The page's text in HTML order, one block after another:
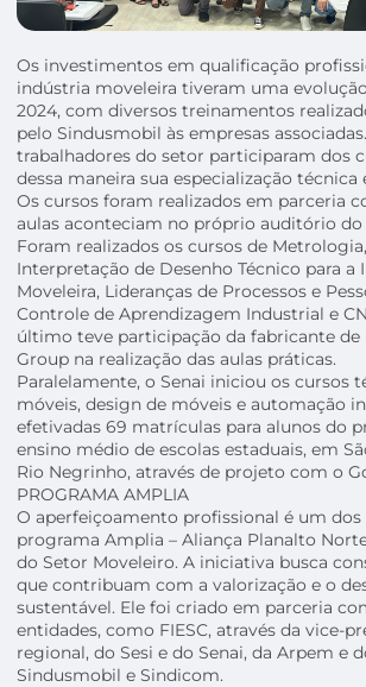
Os investimentos em qualificação
indústria moveleira tiveram uma
2024, com diversos treinamentos
pelo Sindusmobil às empresas
trabalhadores do setor participaram dos
dessa maneira sua especialização técnica
Os cursos foram realizados em parceria
aulas aconteciam no próprio auditório do
Foram realizados os cursos de
Interpretação de Desenho Técnico para a
Moveleira, Lideranças de Processos e
Controle de Aprendizagem Industrial e
último teve participação da fabricante de
Group na realização das aulas práticas.
Paralelamente, o Senai iniciou os cursos
móveis, design de móveis e automação
efetivadas 69 matrículas para alunos do
ensino médio de escolas estaduais, em
Rio Negrinho, através de projeto com o
PROGRAMA AMPLIA
O aperfeiçoamento profissional é um dos
programa Amplia – Aliança Planalto
do Setor Moveleiro. A iniciativa busca
que contribuam com a valorização e o
sustentável. Ele foi criado em parceria
entidades, como FIESC, através da vice-
regional, do Sesi e do Senai, da Arpem e
Sindusmobil e Sindicom.